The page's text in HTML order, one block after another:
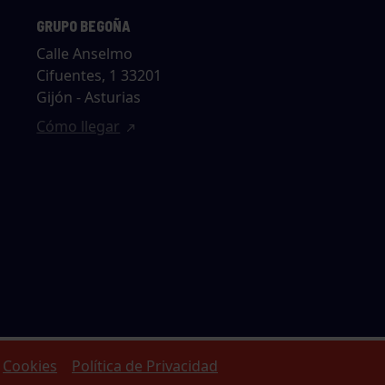
GRUPO BEGOÑA
Calle Anselmo
Cifuentes, 1 33201
Gijón - Asturias
Cómo llegar
Cookies Política de Privacidad